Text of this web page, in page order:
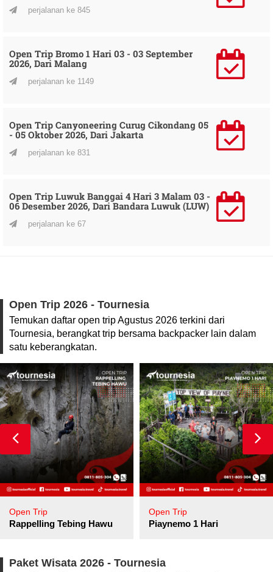
perjalanan ke 845
Open Trip Bromo 1 Hari 03 - 03 September
2026, Dari Malang
perjalanan ke 1149
Open Trip Canyoneering Curug Cikondang 05
- 05 Oktober 2026, Dari Jakarta
perjalanan ke 831
Open Trip Luwuk Banggai 4 Hari 3 Malam 03 -
06 Desember 2026, Dari Bandara Luwuk (LUW)
perjalanan ke 67
Open Trip 2026 - Tournesia
Temukan daftar open trip Agustus 2026 terkini dari
Tournesia, berangkat trip bersama backpacker lain dalam
satu keberangkatan.
Open Trip
Rappelling Tebing Hawu
Open Trip
Piaynemo 1 Hari
Paket Wisata 2026 - Tournesia